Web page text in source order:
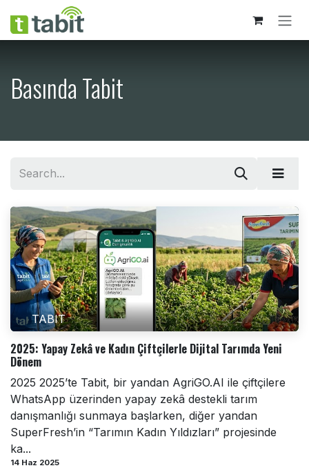
İçereği Atla
Basında Tabit
TABIT
2025: Yapay Zekâ ve Kadın Çiftçilerle Dijital Tarımda Yeni
Dönem
2025 2025’te Tabit, bir yandan AgriGO.AI ile çiftçilere
WhatsApp üzerinden yapay zekâ destekli tarım
danışmanlığı sunmaya başlarken, diğer yandan
SuperFresh’in “Tarımın Kadın Yıldızları” projesinde
ka...
14 Haz 2025